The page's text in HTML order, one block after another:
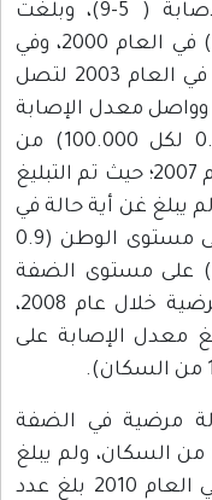
الفترة (1990-1994) بلغ معدل الإصابة ( 5-9)، وبلغت
حوالي (3 لكل 100.000 من السكان) في العام 2000، وفي
العام 2002 كانت(2.5). وانخفضت في العام 2003 لتصل
السكان). وواصل معدل الإصابة
انخفاضه ليصل عام 2006 إلى(0.86 لكل 100.000) من
السكان؛ ولم يختلف الوضع كثيرًا عام 2007؛ حيث تم التبليغ
يبلغ غن أية حالة في
قطاع غزة)؛ وبلغ معدل الإصابة على مستوى الوطن (0.9
لكل 100.000 من السكان)، و(1.45) على مستوى الضفة
الغربية؛ بينما بلغ عن (37) حالة مرضية خلال عام 2008،
معدل الإصابة على
2009 بلغ عن (21) حالة مرضية في الضفة
بمعدل (0.5 لكل 100.000) من السكان، ولم يبلغ
عن أي حالة في قطاع غزة. بينما في العام 2010 بلغ عدد